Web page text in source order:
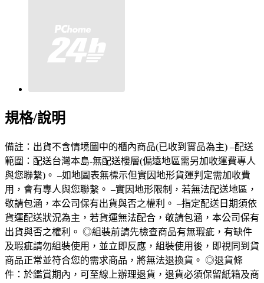
規格/說明
備註：出貨不含情境圖中的櫃內商品(已收到實品為主) –配送
範圍：配送台灣本島-無配送樓層(偏遠地區需另加收運費專人
與您聯繫)。 –如地圖表無標示但實因地形貨運判定需加收費
用，會有專人與您聯繫。 –實因地形限制，若無法配送地區，
敬請包涵，本公司保有出貨與否之權利。 –指定配送日期須依
貨運配送狀況為主，若貨運無法配合，敬請包涵，本公司保有
出貨與否之權利。 ◎組裝前請先檢查商品有無瑕疵，有缺件
及瑕疵請勿組裝使用，並立即反應，組裝使用後，即視同到貨
商品正常並符合您的需求商品，將無法退換貨。 ◎退貨條
件：於鑑賞期內，可至線上辦理退貨，退貨必須保留紙箱及商